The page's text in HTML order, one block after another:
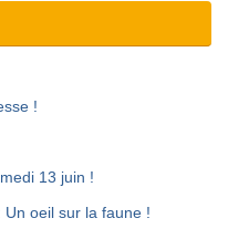
!
13 juin !
oeil sur la faune !